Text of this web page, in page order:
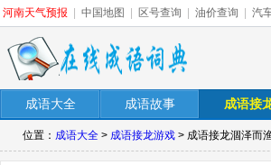
河南天气预报 中国地图 区号查询 油价查询 汽
成语大全 成语故事 成语接
位置： 成语大全 > 成语接龙游戏 > 成语接龙涸泽而